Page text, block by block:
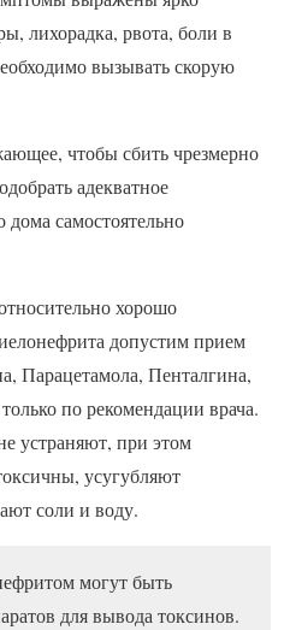
лихорадка, рвота, боли в
вызывать скорую
чтобы сбить чрезмерно
адекватное
дома самостоятельно
хорошо
допустим прием
Парацетамола, Пенталгина,
по рекомендации врача.
устраняют, при этом
усугубляют
соли и воду.
могут быть
для вывода токсинов.